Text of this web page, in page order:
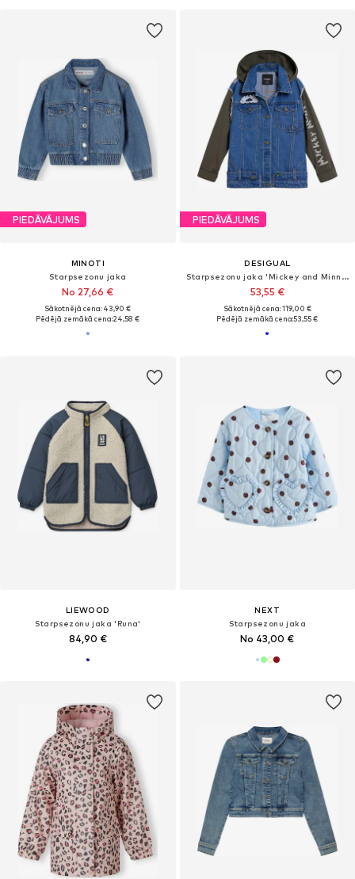
PIEDĀVĀJUMS
MINOTI
Starpsezonu jaka
No 27,66 €
Sākotnējā cena: 43,90 €
Pēdējā zemākā cena:24,58 €
PIEDĀVĀJUMS
DESIGUAL
Starpsezonu jaka 'Mickey and Minnie Mouse™'
53,55 €
Sākotnējā cena: 119,00 €
Pēdējā zemākā cena:53,55 €
LIEWOOD
Starpsezonu jaka 'Runa'
84,90 €
NEXT
Starpsezonu jaka
No 43,00 €